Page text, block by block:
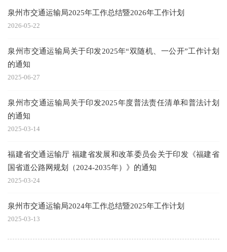
泉州市交通运输局2025年工作总结暨2026年工作计划
2026-05-22
泉州市交通运输局关于印发2025年“双随机、一公开”工作计划
的通知
2025-06-27
泉州市交通运输局关于印发2025年度普法责任清单和普法计划
的通知
2025-03-14
福建省交通运输厅 福建省发展和改革委员会关于印发《福建省
国省道公路网规划（2024-2035年）》的通知
2025-03-24
泉州市交通运输局2024年工作总结暨2025年工作计划
2025-03-13